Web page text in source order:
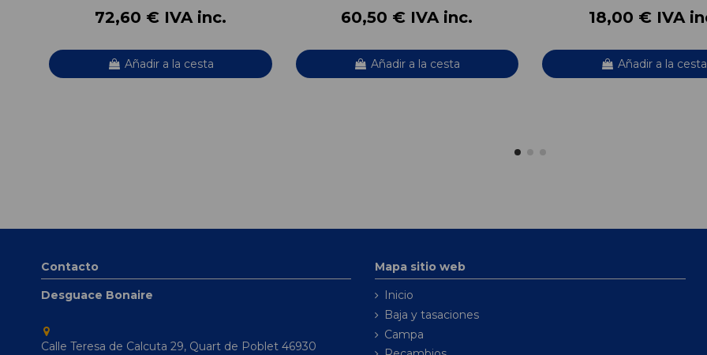
72,60 € IVA inc.
Añadir a la cesta
60,50 € IVA inc.
Añadir a la cesta
18,00 € IVA
Añadir a la cesta
Contacto
Desguace Bonaire
Calle Teresa de Calcuta 29, Quart de Poblet 46930
Mapa sitio web
Inicio
Baja y tasaciones
Campa